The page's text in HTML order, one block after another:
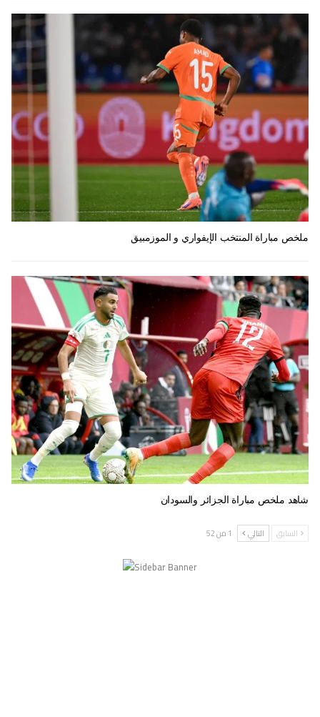
ملخص مباراة المنتخب الإيفواري و الموزمبيق
شاهد ملخص مباراة الجزائر والسودان
السابق التالي 1 من 52